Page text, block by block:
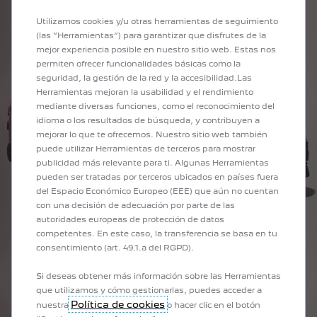
PEUGEOT E-EXPERT
Utilizamos cookies y/u otras herramientas de seguimiento
(las “Herramientas”) para garantizar que disfrutes de la
mejor experiencia posible en nuestro sitio web. Estas nos
permiten ofrecer funcionalidades básicas como la
seguridad, la gestión de la red y la accesibilidad.Las
Herramientas mejoran la usabilidad y el rendimiento
mediante diversas funciones, como el reconocimiento del
idioma o los resultados de búsqueda, y contribuyen a
mejorar lo que te ofrecemos. Nuestro sitio web también
puede utilizar Herramientas de terceros para mostrar
publicidad más relevante para ti. Algunas Herramientas
pueden ser tratadas por terceros ubicados en países fuera
del Espacio Económico Europeo (EEE) que aún no cuentan
con una decisión de adecuación por parte de las
autoridades europeas de protección de datos
competentes. En este caso, la transferencia se basa en tu
consentimiento (art. 49.1.a del RGPD).
Si deseas obtener más información sobre las Herramientas
que utilizamos y cómo gestionarlas, puedes acceder a
nuestra Política de cookies o hacer clic en el botón